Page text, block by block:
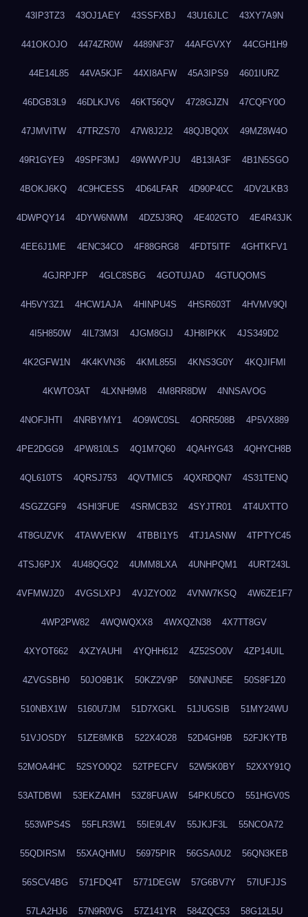
43IP3TZ3 43OJ1AEY 43SSFXBJ 43U16JLC 43XY7A9N
441OKOJO 4474ZR0W 4489NF37 44AFGVXY 44CGH1H9
44E14L85 44VA5KJF 44XI8AFW 45A3IPS9 4601IURZ
46DGB3L9 46DLKJV6 46KT56QV 4728GJZN 47CQFY0O
47JMVITW 47TRZS70 47W8J2J2 48QJBQ0X 49MZ8W4O
49R1GYE9 49SPF3MJ 49WWVPJU 4B13IA3F 4B1N5SGO
4BOKJ6KQ 4C9HCESS 4D64LFAR 4D90P4CC 4DV2LKB3
4DWPQY14 4DYW6NWM 4DZ5J3RQ 4E402GTO 4E4R43JK
4EE6J1ME 4ENC34CO 4F88GRG8 4FDT5ITF 4GHTKFV1
4GJRPJFP 4GLC8SBG 4GOTUJAD 4GTUQOMS
4H5VY3Z1 4HCW1AJA 4HINPU4S 4HSR603T 4HVMV9QI
4I5H850W 4IL73M3I 4JGM8GIJ 4JH8IPKK 4JS349D2
4K2GFW1N 4K4KVN36 4KML855I 4KNS3G0Y 4KQJIFMI
4KWTO3AT 4LXNH9M8 4M8RR8DW 4NNSAVOG
4NOFJHTI 4NRBYMY1 4O9WC0SL 4ORR508B 4P5VX889
4PE2DGG9 4PW810LS 4Q1M7Q60 4QAHYG43 4QHYCH8B
4QL610TS 4QRSJ753 4QVTMIC5 4QXRDQN7 4S31TENQ
4SGZZGF9 4SHI3FUE 4SRMCB32 4SYJTR01 4T4UXTTO
4T8GUZVK 4TAWVEKW 4TBBI1Y5 4TJ1ASNW 4TPTYC45
4TSJ6PJX 4U48QGQ2 4UMM8LXA 4UNHPQM1 4URT243L
4VFMWJZ0 4VGSLXPJ 4VJZYO02 4VNW7KSQ 4W6ZE1F7
4WP2PW82 4WQWQXX8 4WXQZN38 4X7TT8GV
4XYOT662 4XZYAUHI 4YQHH612 4Z52SO0V 4ZP14UIL
4ZVGSBH0 50JO9B1K 50KZ2V9P 50NNJN5E 50S8F1Z0
510NBX1W 5160U7JM 51D7XGKL 51JUGSIB 51MY24WU
51VJOSDY 51ZE8MKB 522X4O28 52D4GH9B 52FJKYTB
52MOA4HC 52SYO0Q2 52TPECFV 52W5K0BY 52XXY91Q
53ATDBWI 53EKZAMH 53Z8FUAW 54PKU5CO 551HGV0S
553WPS4S 55FLR3W1 55IE9L4V 55JKJF3L 55NCOA72
55QDIRSM 55XAQHMU 56975PIR 56GSA0U2 56QN3KEB
56SCV4BG 571FDQ4T 5771DEGW 57G6BV7Y 57IUFJJS
57LA2HJ6 57N9R0VG 57Z141YR 584ZQC53 58G12L5U